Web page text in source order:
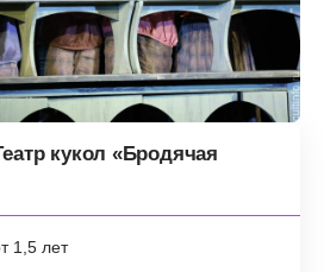
кукол «Бродячая
1,5 лет